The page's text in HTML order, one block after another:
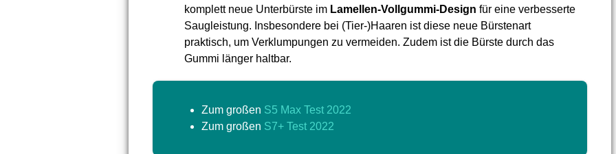
komplett neue Unterbürste im Lamellen-Vollgummi-Design für eine verbesserte
Saugleistung. Insbesondere bei (Tier-)Haaren ist diese neue Bürstenart
praktisch, um Verklumpungen zu vermeiden. Zudem ist die Bürste durch das
Gummi länger haltbar.
Zum großen S5 Max Test 2022
Zum großen S7+ Test 2022